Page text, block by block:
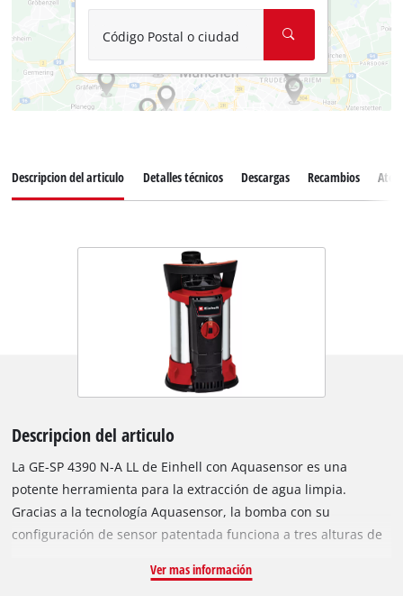
Código Postal o ciudad
Descripcion del articulo Detalles técnicos Descargas Recambios
Descripcion del articulo
La GE-SP 4390 N-A LL de Einhell con Aquasensor es una
potente herramienta para la extracción de agua limpia.
Gracias a la tecnología Aquasensor, la bomba con su
configuración de sensor patentada funciona a tres alturas de
Gracias al Aquasensor integrado, la bomba tiene una
Ver mas información